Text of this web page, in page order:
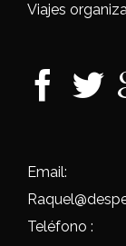
Viajes
Email:
Teléfono :